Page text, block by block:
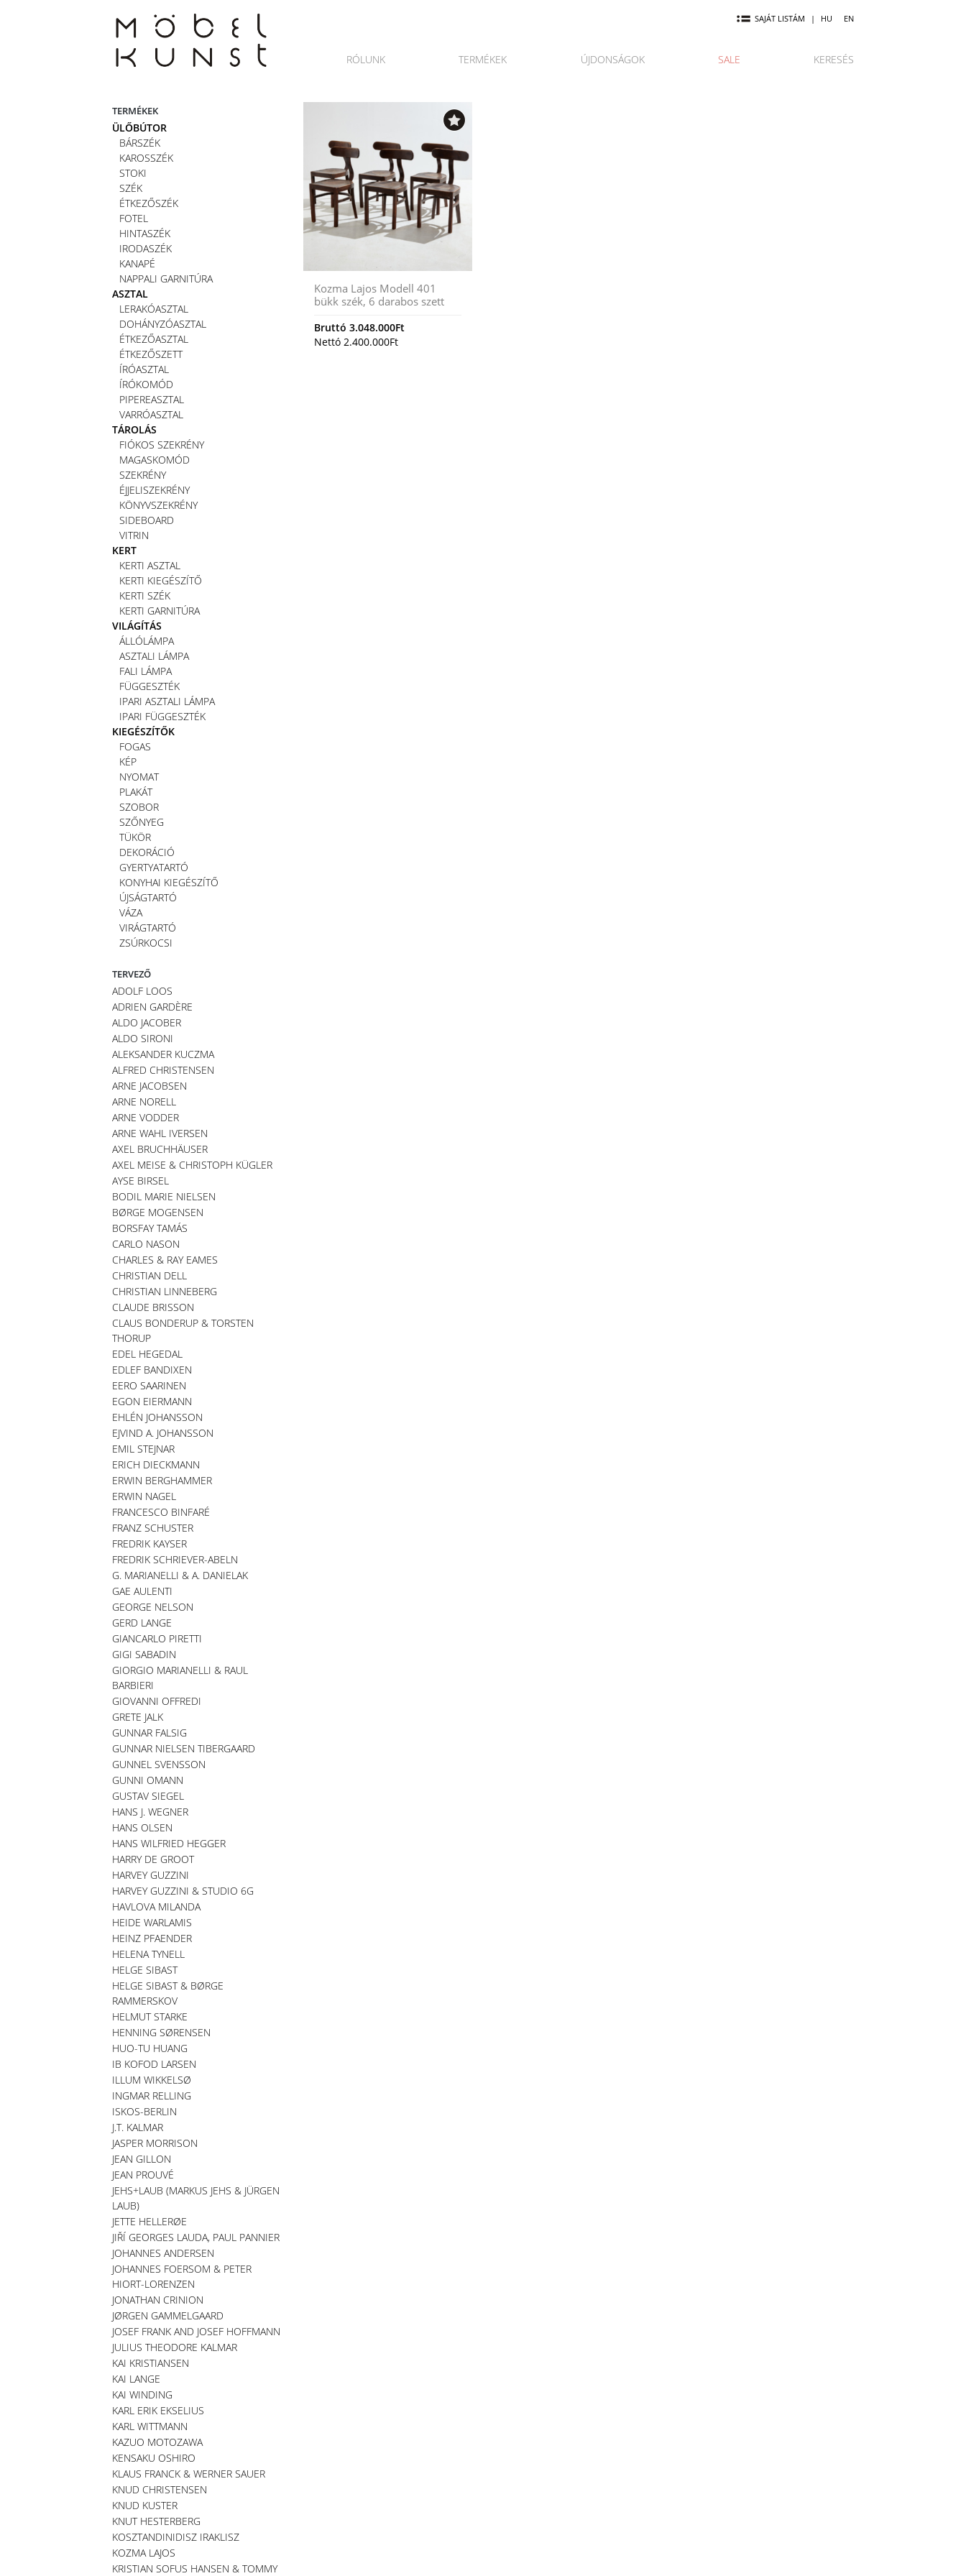
SAJÁT LISTÁM | HU EN
RÓLUNK TERMÉKEK ÚJDONSÁGOK SALE KERESÉS
TERMÉKEK
ÜLŐBÚTOR
BÁRSZÉK
KAROSSZÉK
STOKI
SZÉK
ÉTKEZŐSZÉK
FOTEL
HINTASZÉK
IRODASZÉK
KANAPÉ
NAPPALI GARNITÚRA
ASZTAL
LERAKÓASZTAL
DOHÁNYZÓASZTAL
ÉTKEZŐASZTAL
ÉTKEZŐSZETT
ÍRÓASZTAL
ÍRÓKOMÓD
PIPEREASZTAL
VARRÓASZTAL
TÁROLÁS
FIÓKOS SZEKRÉNY
MAGASKOMÓD
SZEKRÉNY
ÉJJELISZEKRÉNY
KÖNYVSZEKRÉNY
SIDEBOARD
VITRIN
KERT
KERTI ASZTAL
KERTI KIEGÉSZÍTŐ
KERTI SZÉK
KERTI GARNITÚRA
VILÁGÍTÁS
ÁLLÓLÁMPA
ASZTALI LÁMPA
FALI LÁMPA
FÜGGESZTÉK
IPARI ASZTALI LÁMPA
IPARI FÜGGESZTÉK
KIEGÉSZÍTŐK
FOGAS
KÉP
NYOMAT
PLAKÁT
SZOBOR
SZŐNYEG
TÜKÖR
DEKORÁCIÓ
GYERTYATARTÓ
KONYHAI KIEGÉSZÍTŐ
ÚJSÁGTARTÓ
VÁZA
VIRÁGTARTÓ
ZSÚRKOCSI
TERVEZŐ
ADOLF LOOS
ADRIEN GARDÈRE
ALDO JACOBER
ALDO SIRONI
ALEKSANDER KUCZMA
ALFRED CHRISTENSEN
ARNE JACOBSEN
ARNE NORELL
ARNE VODDER
ARNE WAHL IVERSEN
AXEL BRUCHHÄUSER
AXEL MEISE & CHRISTOPH KÜGLER
AYSE BIRSEL
BODIL MARIE NIELSEN
BØRGE MOGENSEN
BORSFAY TAMÁS
CARLO NASON
CHARLES & RAY EAMES
CHRISTIAN DELL
CHRISTIAN LINNEBERG
CLAUDE BRISSON
CLAUS BONDERUP & TORSTEN
THORUP
EDEL HEGEDAL
EDLEF BANDIXEN
EERO SAARINEN
EGON EIERMANN
EHLÉN JOHANSSON
EJVIND A. JOHANSSON
EMIL STEJNAR
ERICH DIECKMANN
ERWIN BERGHAMMER
ERWIN NAGEL
FRANCESCO BINFARÉ
FRANZ SCHUSTER
FREDRIK KAYSER
FREDRIK SCHRIEVER-ABELN
G. MARIANELLI & A. DANIELAK
GAE AULENTI
GEORGE NELSON
GERD LANGE
GIANCARLO PIRETTI
GIGI SABADIN
GIORGIO MARIANELLI & RAUL
BARBIERI
GIOVANNI OFFREDI
GRETE JALK
GUNNAR FALSIG
GUNNAR NIELSEN TIBERGAARD
GUNNEL SVENSSON
GUNNI OMANN
GUSTAV SIEGEL
HANS J. WEGNER
HANS OLSEN
HANS WILFRIED HEGGER
HARRY DE GROOT
HARVEY GUZZINI
HARVEY GUZZINI & STUDIO 6G
HAVLOVA MILANDA
HEIDE WARLAMIS
HEINZ PFAENDER
HELENA TYNELL
HELGE SIBAST
HELGE SIBAST & BØRGE
RAMMERSKOV
HELMUT STARKE
HENNING SØRENSEN
HUO-TU HUANG
IB KOFOD LARSEN
ILLUM WIKKELSØ
INGMAR RELLING
ISKOS-BERLIN
J.T. KALMAR
JASPER MORRISON
JEAN GILLON
JEAN PROUVÉ
JEHS+LAUB (MARKUS JEHS & JÜRGEN
LAUB)
JETTE HELLERØE
JIŘÍ GEORGES LAUDA, PAUL PANNIER
JOHANNES ANDERSEN
JOHANNES FOERSOM & PETER
HIORT-LORENZEN
JONATHAN CRINION
JØRGEN GAMMELGAARD
JOSEF FRANK AND JOSEF HOFFMANN
JULIUS THEODORE KALMAR
KAI KRISTIANSEN
KAI LANGE
KAI WINDING
KARL ERIK EKSELIUS
KARL WITTMANN
KAZUO MOTOZAWA
KENSAKU OSHIRO
KLAUS FRANCK & WERNER SAUER
KNUD CHRISTENSEN
KNUD KUSTER
KNUT HESTERBERG
KOSZTANDINIDISZ IRAKLISZ
KOZMA LAJOS
KRISTIAN SOFUS HANSEN & TOMMY
Kozma Lajos Modell 401
bükk szék, 6 darabos szett
Bruttó 3.048.000Ft
Nettó 2.400.000Ft